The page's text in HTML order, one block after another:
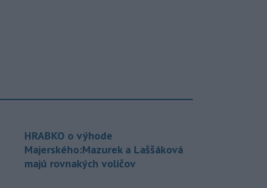
HRABKO o výhode
Majerského:Mazurek a Laššáková
majú rovnakých voličov